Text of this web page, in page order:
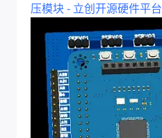
压模块 - 立创开源硬件平台